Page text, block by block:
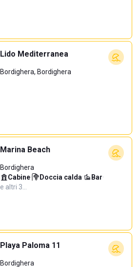
Lido Mediterranea
Bordighera, Bordighera
Marina Beach
Bordighera
Cabine· Doccia calda· Bar·
e altri 3…
Playa Paloma 11
Bordighera